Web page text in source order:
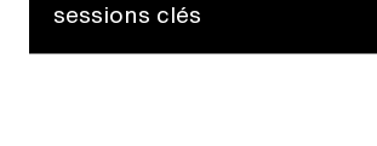
sessions clés